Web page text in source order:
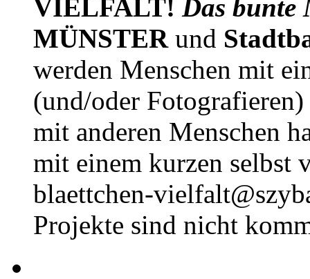
VIELFALT! Das bunte
MÜNSTERund
werden Menschen mit
(und/oder
mit anderen Menschen
mit einem kurzen selbst
blaettchen-
Projekte sind nicht